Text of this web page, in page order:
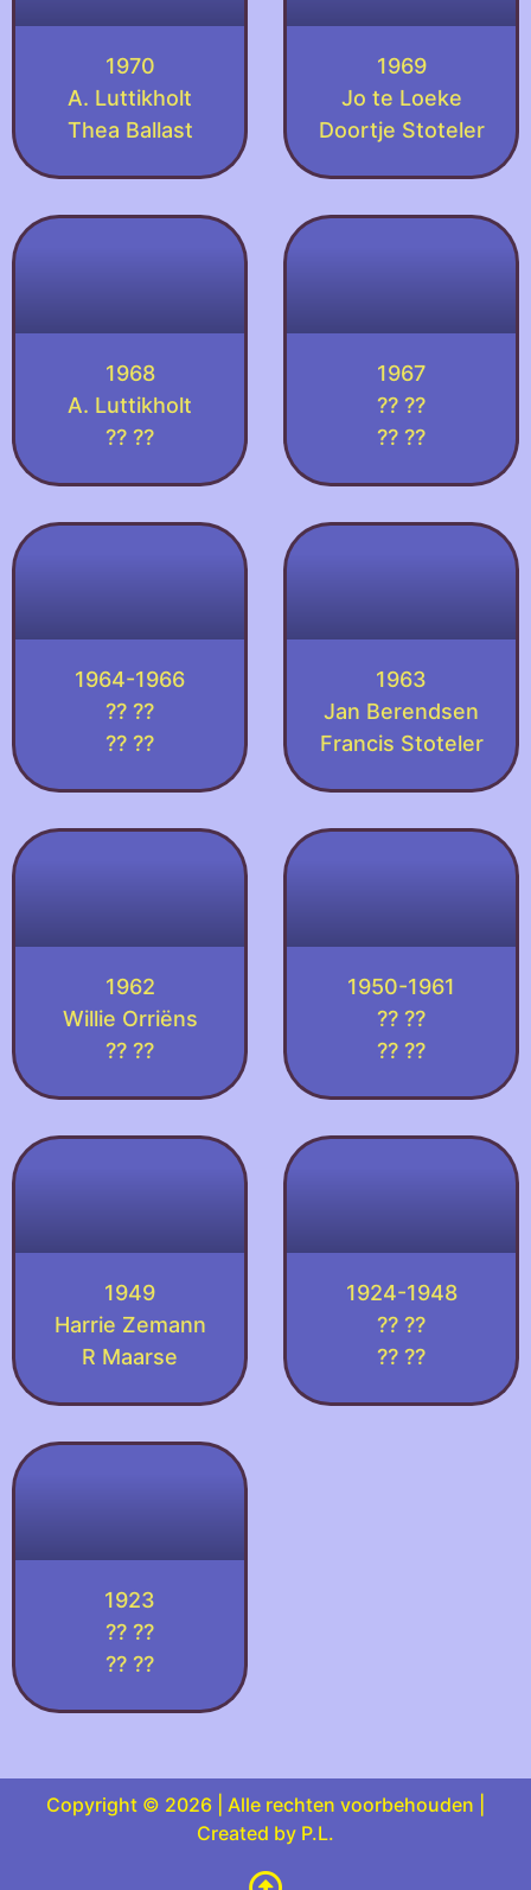
1970
A. Luttikholt
Thea Ballast
1969
Jo te Loeke
Doortje Stoteler
1968
A. Luttikholt
?? ??
1967
?? ??
?? ??
1964-1966
?? ??
?? ??
1963
Jan Berendsen
Francis Stoteler
1962
Willie Orriëns
?? ??
1950-1961
?? ??
?? ??
1949
Harrie Zemann
R Maarse
1924-1948
?? ??
?? ??
1923
?? ??
?? ??
Copyright © 2026 | Alle rechten voorbehouden |
Created by P.L.